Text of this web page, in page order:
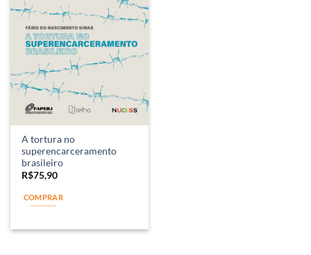
A tortura no
superencarceramento
brasileiro
R$75,90
COMPRAR